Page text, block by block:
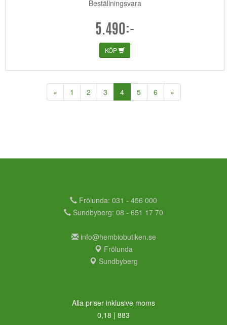
Beställningsvara
5.490:-
KÖP
« 1 2 3 4(current)
5 6 »
Frölunda: 031 - 456 000
Sundbyberg: 08 - 651 17 70
info@hembiobutiken.se
Frölunda
Sundbyberg
Alla priser inklusive moms
0,18 | 883